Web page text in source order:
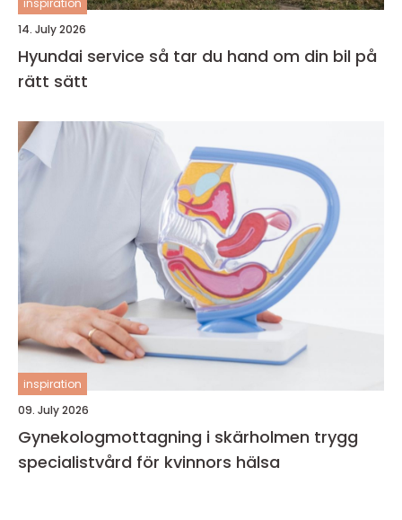
14. July 2026
Hyundai service så tar du hand om din bil på
rätt sätt
inspiration
09. July 2026
Gynekologmottagning i skärholmen trygg
specialistvård för kvinnors hälsa